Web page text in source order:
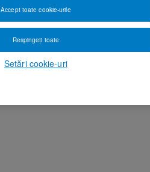
Setări cookie-uri
Respingeți toate
Accept toate cookie-urile